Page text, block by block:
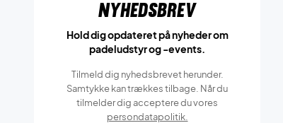
Nyhedsbrev
Hold dig opdateret på nyheder om
padeludstyr og -events.
Tilmeld dig nyhedsbrevet herunder.
Samtykke kan trækkes tilbage. Når du
tilmelder dig acceptere du vores
persondatapolitik.